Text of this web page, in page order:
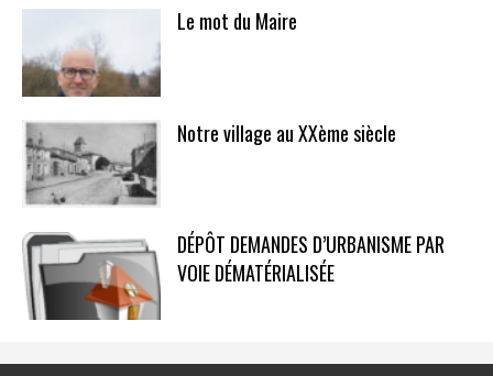
Le mot du Maire
Notre village au XXème siècle
DÉPÔT DEMANDES D’URBANISME PAR
VOIE DÉMATÉRIALISÉE